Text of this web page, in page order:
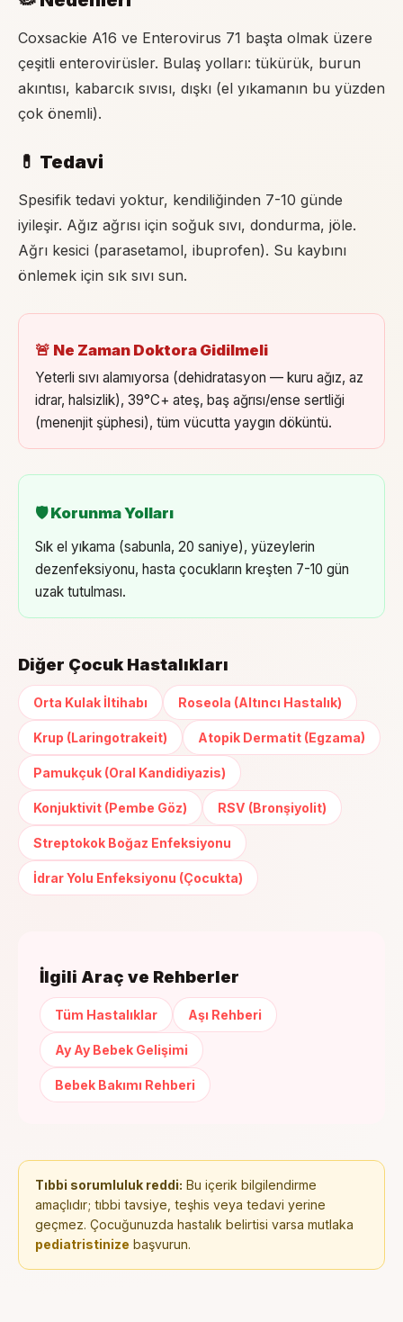
Coxsackie A16 ve Enterovirus 71 başta olmak üzere
çeşitli enterovirüsler. Bulaş yolları: tükürük, burun
akıntısı, kabarcık sıvısı, dışkı (el yıkamanın bu yüzden
çok önemli).
💊 Tedavi
Spesifik tedavi yoktur, kendiliğinden 7-10 günde
iyileşir. Ağız ağrısı için soğuk sıvı, dondurma, jöle.
Ağrı kesici (parasetamol, ibuprofen). Su kaybını
önlemek için sık sıvı sun.
🚨 Ne Zaman Doktora Gidilmeli
Yeterli sıvı alamıyorsa (dehidratasyon — kuru ağız, az
idrar, halsizlik), 39°C+ ateş, baş ağrısı/ense sertliği
(menenjit şüphesi), tüm vücutta yaygın döküntü.
🛡 Korunma Yolları
Sık el yıkama (sabunla, 20 saniye), yüzeylerin
dezenfeksiyonu, hasta çocukların kreşten 7-10 gün
uzak tutulması.
Diğer Çocuk Hastalıkları
Orta Kulak İltihabı Roseola (Altıncı Hastalık)
Krup (Laringotrakeit) Atopik Dermatit (Egzama)
Pamukçuk (Oral Kandidiyazis)
Konjuktivit (Pembe Göz) RSV (Bronşiyolit)
Streptokok Boğaz Enfeksiyonu
İdrar Yolu Enfeksiyonu (Çocukta)
İlgili Araç ve Rehberler
Tüm Hastalıklar Aşı Rehberi
Ay Ay Bebek Gelişimi
Bebek Bakımı Rehberi
Tıbbi sorumluluk reddi: Bu içerik bilgilendirme
amaçlıdır; tıbbi tavsiye, teşhis veya tedavi yerine
geçmez. Çocuğunuzda hastalık belirtisi varsa mutlaka
pediatristinize başvurun.